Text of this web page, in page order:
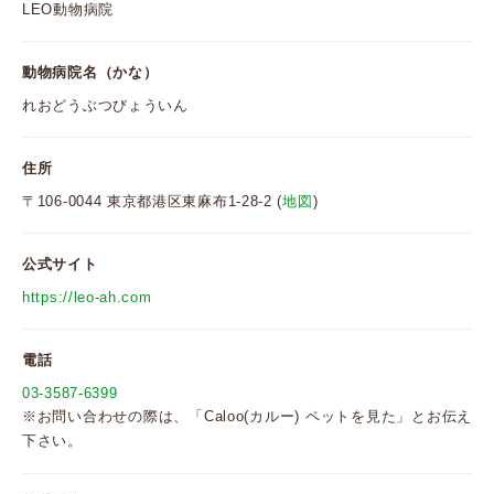
LEO動物病院
動物病院名（かな）
れおどうぶつびょういん
住所
〒106-0044 東京都港区東麻布1-28-2 (地図 )
公式サイト
https://leo-ah.com
電話
03-3587-6399
※お問い合わせの際は、「Caloo(カルー) ペットを見た」とお伝え
下さい。